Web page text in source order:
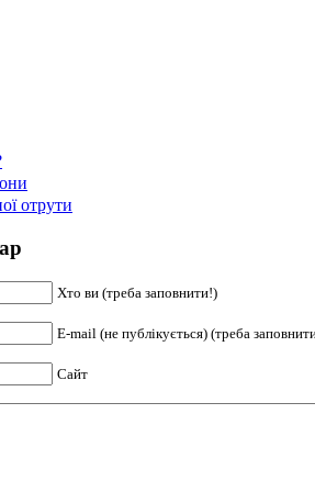
отрути
Хто ви (треба заповнити!)
E-mail (не публікується) (треба
Сайт